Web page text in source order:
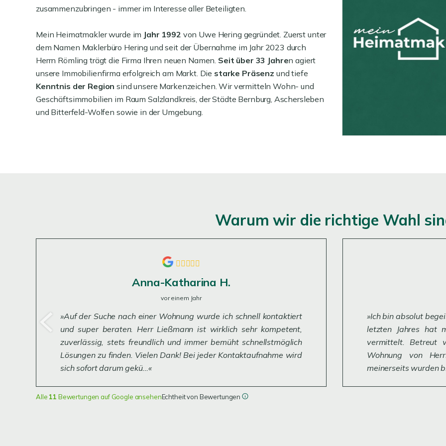
zusammenzubringen - immer im Interesse aller Beteiligten.
Mein Heimatmakler wurde im Jahr 1992 von Uwe Hering gegründet. Zuerst unter
dem Namen Maklerbüro Hering und seit der Übernahme im Jahr 2023 durch
Herrn Römling trägt die Firma Ihren neuen Namen. Seit über 33 Jahren agiert
unsere Immobilienfirma erfolgreich am Markt. Die starke Präsenz und tiefe
Kenntnis der Region sind unsere Markenzeichen. Wir vermitteln Wohn- und
Geschäftsimmobilien im Raum Salzlandkreis, der Städte Bernburg, Aschersleben
und Bitterfeld-Wolfen sowie in der Umgebung.
Warum wir die richtige Wahl
Anna-Katharina H.
vor einem Jahr
Auf der Suche nach einer Wohnung wurde ich schnell kontaktiert
und super beraten. Herr Ließmann ist wirklich sehr kompetent,
zuverlässig, stets freundlich und immer bemüht schnellstmöglich
Lösungen zu finden. Vielen Dank! Bei jeder Kontaktaufnahme wird
sich sofort darum gekü…
Ich bin absolut
letzten Jahres hat
vermittelt. Betreut
Wohnung von
meinerseits wurden
Alle 11 Bewertungen auf Google ansehenEchtheit von Bewertungen